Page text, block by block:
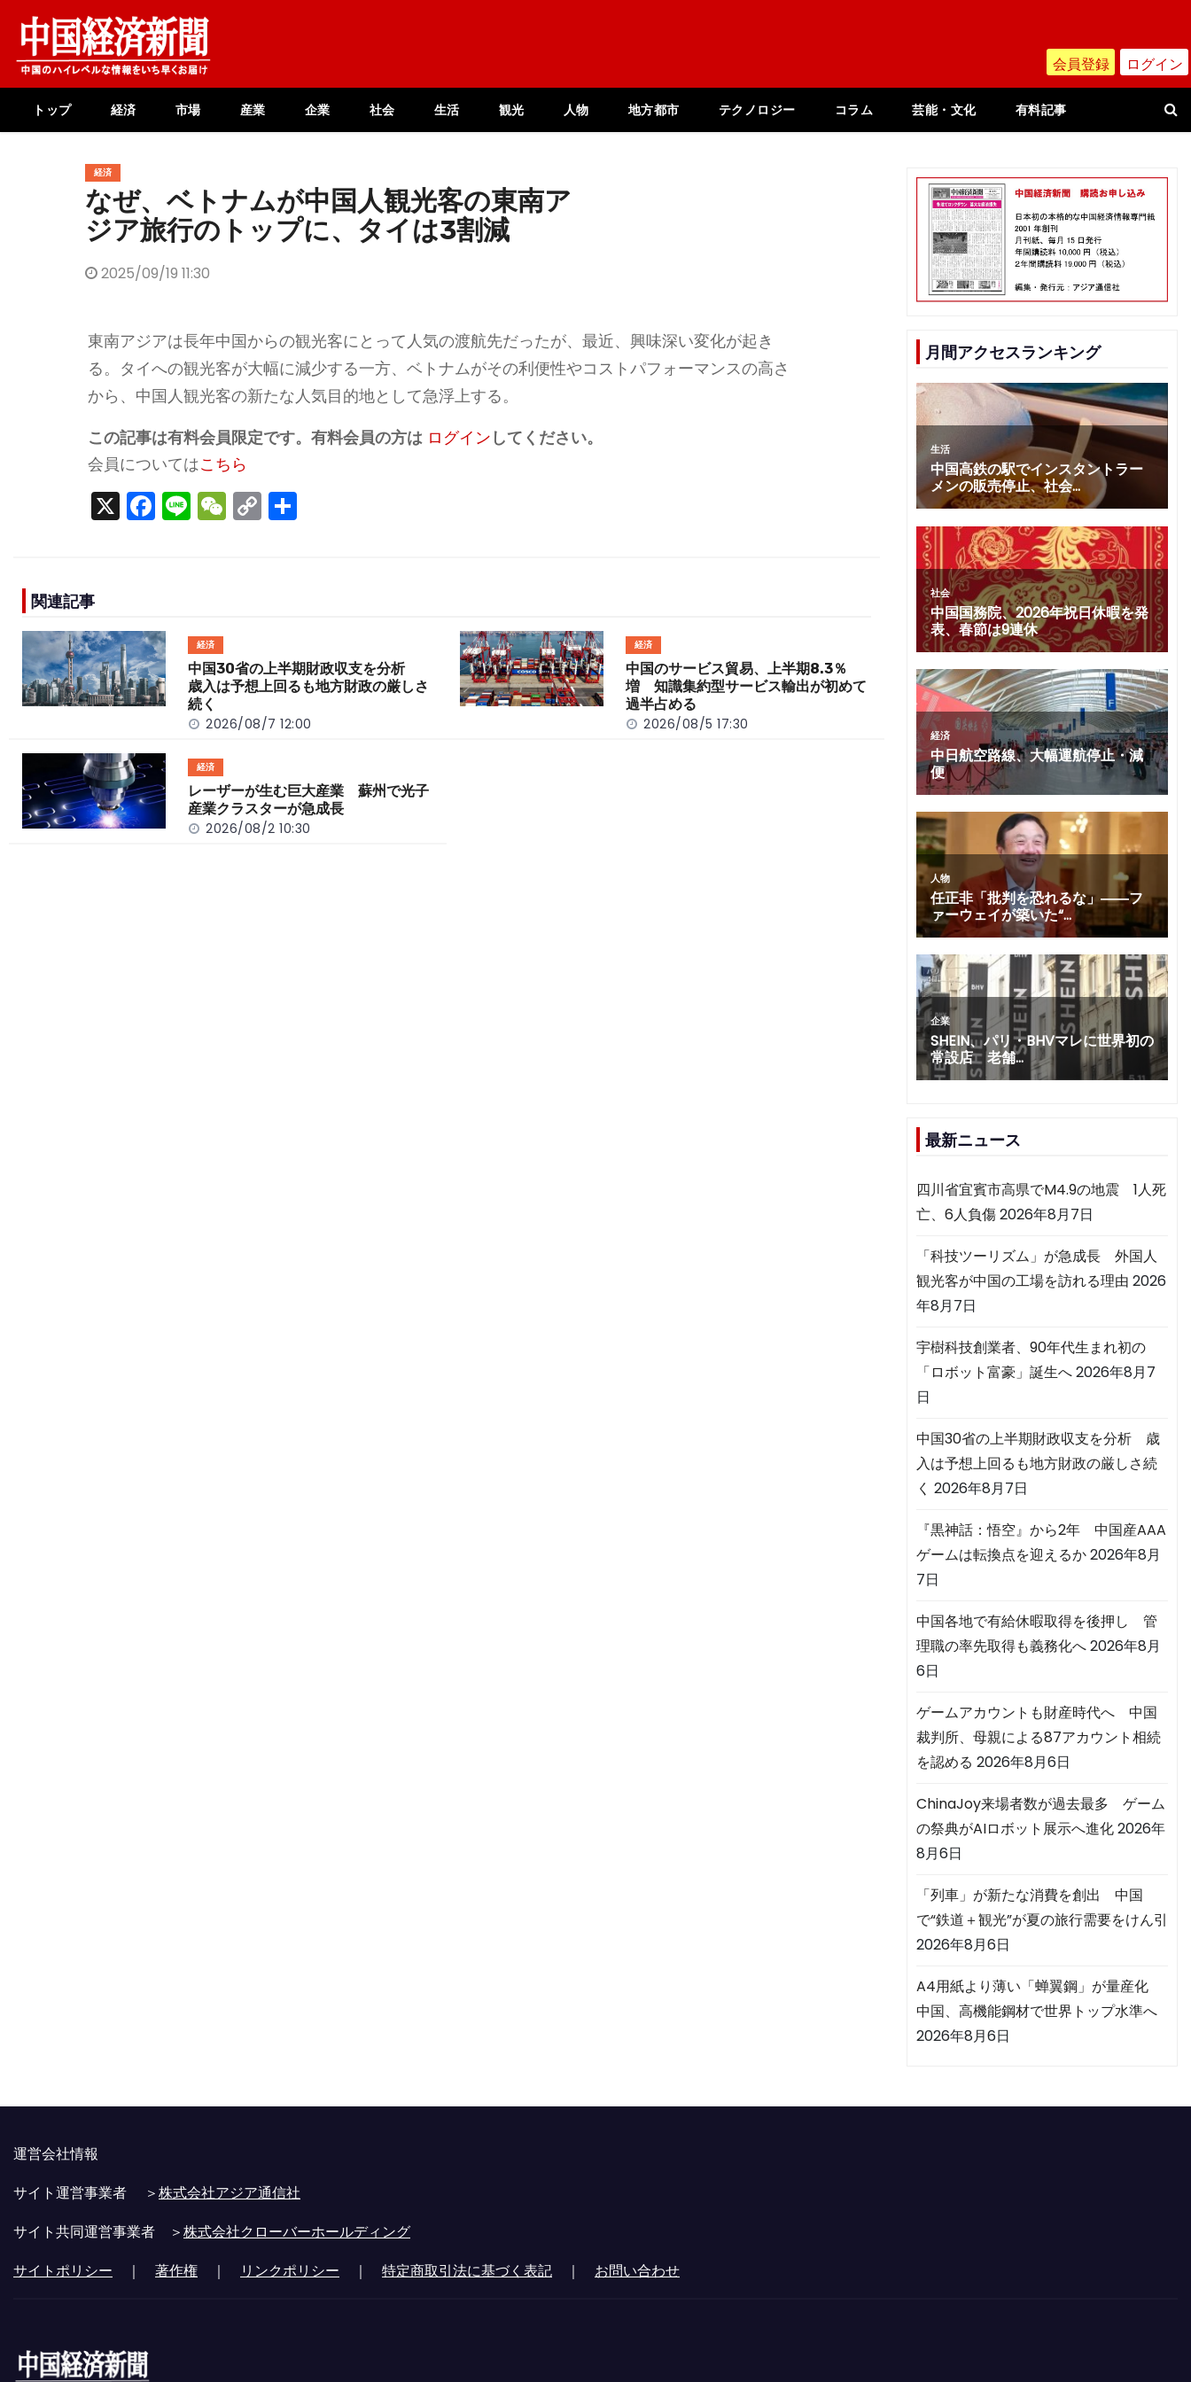
content
会員登録 ログイン
トップ 経済 市場 産業 企業 社会 生活 観光 人物 地方都市 テクノロジー コラム 芸能・文化 有料記事
経済
なぜ、ベトナムが中国人観光客の東南ア
ジア旅行のトップに、タイは3割減
2025/09/19 11:30
東南アジアは長年中国からの観光客にとって人気の渡航先だったが、最近、興味深い変化が起き
る。タイへの観光客が大幅に減少する一方、ベトナムがその利便性やコストパフォーマンスの高さ
から、中国人観光客の新たな人気目的地として急浮上する。
この記事は有料会員限定です。有料会員の方は ログイン してください。
会員についてはこちら
X F
a
o
o
k
Li
n
W
e
C
o
k
関連記事
経済
中国30省の上半期財政収支を分析
歳入は予想上回るも地方財政の厳しさ
続く
2026/08/7 12:00
経済
中国のサービス貿易、上半期8.3％
増 知識集約型サービス輸出が初めて
過半占める
2026/08/5 17:30
経済
レーザーが生む巨大産業 蘇州で光子
産業クラスターが急成長
2026/08/2 10:30
月間アクセスランキング
最新ニュース
四川省宜賓市高県でM4.9の地震 1人死
亡、6人負傷2026年8月7日
「科技ツーリズム」が急成長 外国人
観光客が中国の工場を訪れる理由 2026
年8月7日
宇樹科技創業者、90年代生まれ初の
「ロボット富豪」誕生へ2026年8月7
日
中国30省の上半期財政収支を分析 歳
入は予想上回るも地方財政の厳しさ続
く 2026年8月7日
『黒神話：悟空』から2年 中国産AAA
ゲームは転換点を迎えるか2026年8月
7日
中国各地で有給休暇取得を後押し 管
理職の率先取得も義務化へ2026年8月
6日
ゲームアカウントも財産時代へ 中国
裁判所、母親による87アカウント相続
を認める 2026年8月6日
ChinaJoy来場者数が過去最多 ゲーム
の祭典がAIロボット展示へ進化2026年
8月6日
「列車」が新たな消費を創出 中国
で“鉄道＋観光”が夏の旅行需要をけん引
2026年8月6日
A4用紙より薄い「蝉翼鋼」が量産化
中国、高機能鋼材で世界トップ水準へ
2026年8月6日
運営会社情報
サイト運営事業者 ＞株式会社アジア通信社
サイト共同運営事業者 ＞株式会社クローバーホールディング
サイトポリシー ｜ 著作権 ｜ リンクポリシー ｜ 特定商取引法に基づく表記 ｜ お問い合わせ